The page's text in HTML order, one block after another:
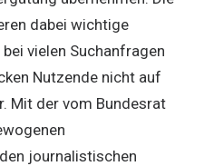
dabei wichtige
vielen Suchanfragen
Nutzende nicht auf
Mit der vom Bundesrat
journalistischen